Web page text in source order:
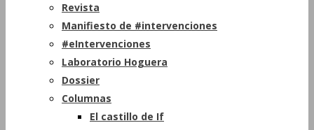
Revista
Manifiesto de #intervenciones
#eIntervenciones
Laboratorio Hoguera
Dossier
Columnas
El castillo de If